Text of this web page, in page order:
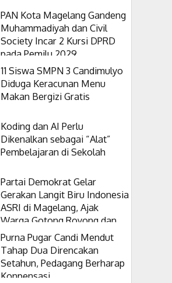
PAN Kota Magelang Gandeng
Muhammadiyah dan Civil
Society Incar 2 Kursi DPRD
pada Pemilu 2029
11 Siswa SMPN 3 Candimulyo
Diduga Keracunan Menu
Makan Bergizi Gratis
Koding dan AI Perlu
Dikenalkan sebagai “Alat”
Pembelajaran di Sekolah
Partai Demokrat Gelar
Gerakan Langit Biru Indonesia
ASRI di Magelang, Ajak
Warga Gotong Royong dan
Tanam Pohon
Purna Pugar Candi Mendut
Tahap Dua Direncakan
Setahun, Pedagang Berharap
Konpensasi